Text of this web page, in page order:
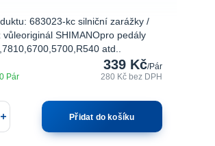
683023-kc silniční zarážky /
vůleoriginál SHIMANOpro pedály
atd..
339 Kč/Pár
280 Kčbez DPH
Pár
Přidat do košíku